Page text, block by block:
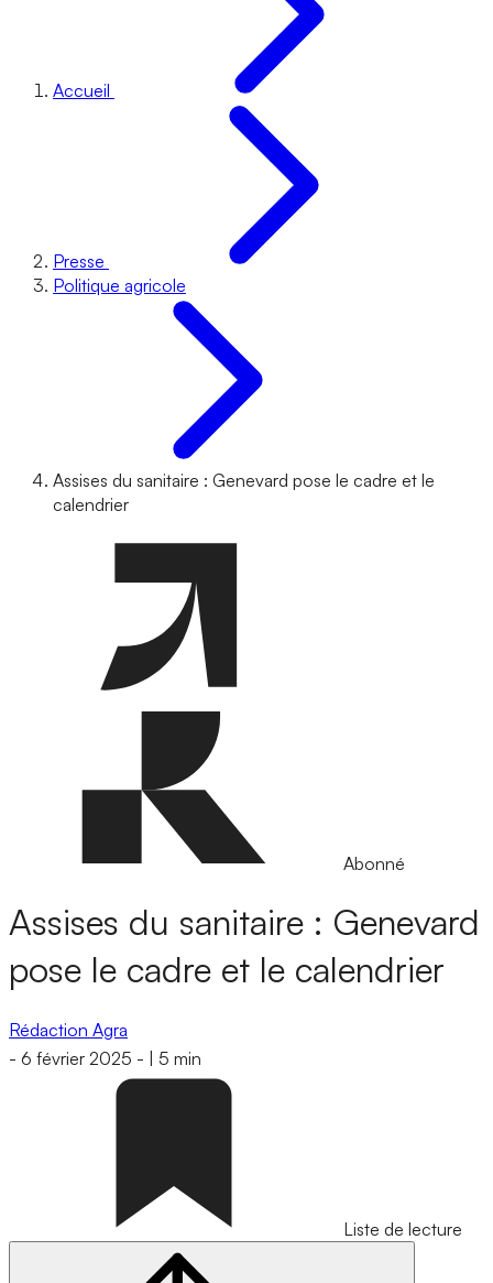
Accueil
Presse
Politique agricole
Assises du sanitaire : Genevard pose le cadre et le
calendrier
Abonné
Assises du sanitaire : Genevard
pose le cadre et le calendrier
Rédaction Agra
- 6 février 2025 - 5 min
Liste de lecture